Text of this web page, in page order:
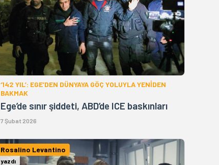
‘142 YIL’: EGE’DEN DÜNYAYA GÖÇ YOLUYLA YENİDEN
BAKMAK
Ege’de sınır şiddeti, ABD’de ICE baskınları
7 Şubat 2026
Rosalino Levantino
yazdı